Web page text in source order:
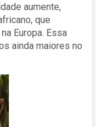
aumente,
que
Europa. Essa
ainda maiores no